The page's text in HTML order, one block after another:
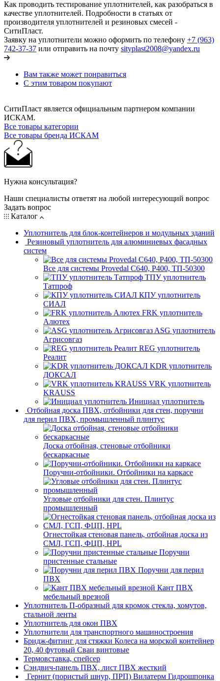
Как проводить тестирование уплотнителей, как разобраться в
качестве уплотнителей. Подробности в статьях от
производителя уплотнителей и резиновых смесей -
СитиПласт.
Заявку на уплотнители можно оформить по телефону +7 (963)
742-37-37 или отправить на почту sityplast2008@yandex.ru
Вам также может понравиться
С этим товаром покупают
СитиПласт является официальным партнером компании
ИСКАМ.
Все товары категории
Все товары бренда ИСКАМ
Нужна консультация?
Наши специалисты ответят на любой интересующий вопрос
Задать вопрос
Каталог
Уплотнитель для блок-контейнеров и модульных зданий
Резиновый уплотнитель для алюминиевых фасадных
систем
Все для системы Provedal С640, Р400, ТП-50300
ТПУ уплотнитель
Татпроф
КПУ уплотнитель
СИАЛ
FRK уплотнитель
Алютех
ASG уплотнитель
Агрисовгаз
REG уплотнитель
Реалит
KDR уплотнитель
ДОКСАЛ
VRK уплотнитель
KRAUSS
Инициал уплотнитель
Отбойная доска ПВХ, отбойники для стен, поручни
для перил ПВХ, промышленный плинтус
Доска отбойная, стеновые отбойники
бескаркасные
Поручни-отбойники. Отбойники на каркасе
Угловые отбойники для стен. Плинтус
промышленный
Огнестойкая стеновая панель, отбойная доска из
СМЛ, ГСП, ФЦП, HPL
Поручни
пристенные стальные
Поручни для перил
ПВХ
Кант ПВХ
мебельный врезной
Уплотнитель П-образный для кромок стекла, хомутов,
стальной ленты
Уплотнитель для окон ПВХ
Уплотнители для транспортного машиностроения
Бридж-фитинг для стяжки Колеса на морской контейнер
20, 40 футовый Сваи винтовые
Термовставка, спейсер
Сэндвич-панель ПВХ, лист ПВХ жесткий
Гернит (пористый шнур, ПРП) Вилатерм Гидрошпонка